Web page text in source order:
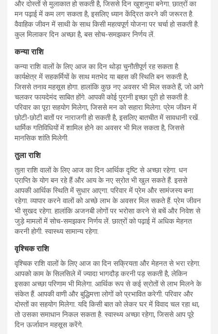
और दोस्तों से मुलाकात हो सकती है, जिससे दिन खुशनुमा बनेगा. छात्रों का
मन पढ़ाई में कम लग सकता है, इसलिए ध्यान केंद्रित करने की जरूरत है.
वैवाहिक जीवन में साथी के साथ किसी महत्वपूर्ण योजना पर चर्चा हो सकती है.
कुल मिलाकर दिन अच्छा है, बस सोच-समझकर निर्णय लें.
कन्या राशि
कन्या राशि वालों के लिए आज का दिन थोड़ा चुनौतीपूर्ण रह सकता है.
कार्यक्षेत्र में सहकर्मियों के साथ मतभेद या बहस की स्थिति बन सकती है,
जिससे तनाव महसूस होगा. हालांकि कुछ नए अवसर भी मिल सकते हैं, जो आगे
चलकर फायदेमंद साबित होंगे. आपकी कोई पुरानी इच्छा पूरी हो सकती है.
परिवार का पूरा सहयोग मिलेगा, जिससे मन को सहारा मिलेगा. प्रेम जीवन में
छोटी-छोटी बातों पर नाराजगी हो सकती है, इसलिए बातचीत में सावधानी रखें.
धार्मिक गतिविधियों में शामिल होने का अवसर भी मिल सकता है, जिससे
मानसिक शांति मिलेगी.
तुला राशि
तुला राशि वालों के लिए आज का दिन आर्थिक दृष्टि से अच्छा रहेगा. धन
प्राप्ति के योग बन रहे हैं और आय के नए स्रोत भी खुल सकते हैं. इससे
आपकी आर्थिक स्थिति में सुधार आएगा. परिवार में प्रेम और सामंजस्य बना
रहेगा. व्यापार करने वालों को अच्छे लाभ के अवसर मिल सकते हैं. प्रेम जीवन
भी सुखद रहेगा. हालांकि अजनबी लोगों पर भरोसा करने से बचें और निवेश से
जुड़े मामलों में सोच-समझकर निर्णय लें. छात्रों को पढ़ाई में अधिक मेहनत
करनी होगी. स्वास्थ्य सामान्य रहेगा.
वृश्चिक राशि
वृश्चिक राशि वालों के लिए आज का दिन सक्रियता और मेहनत से भरा रहेगा.
आपको काम के सिलसिले में ज्यादा भागदौड़ करनी पड़ सकती है, लेकिन
इसका अच्छा परिणाम भी मिलेगा. आर्थिक रूप से कई स्रोतों से लाभ मिलने के
संकेत हैं. आपकी वाणी और बुद्धिमत्ता लोगों को प्रभावित करेगी. परिवार और
दोस्तों का सहयोग मिलेगा. यदि किसी बात को लेकर घर में विवाद चल रहा था,
तो उसका समाधान निकल सकता है. स्वास्थ्य अच्छा रहेगा, जिससे आप पूरे
दिन ऊर्जावान महसूस करेंगे.